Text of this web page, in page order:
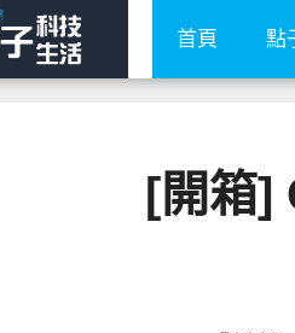
首頁 點
[開箱]